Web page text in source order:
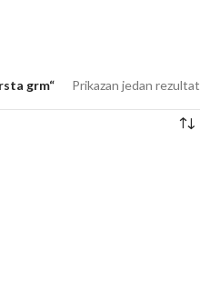
grm“ Prikazan jedan rezultat